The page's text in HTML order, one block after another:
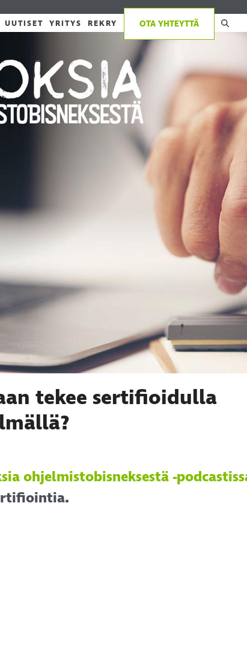
UUTISET YRITYS REKRY OTA YHTEYTTÄ
tekee sertifioidulla
ohjelmistobisneksestä -